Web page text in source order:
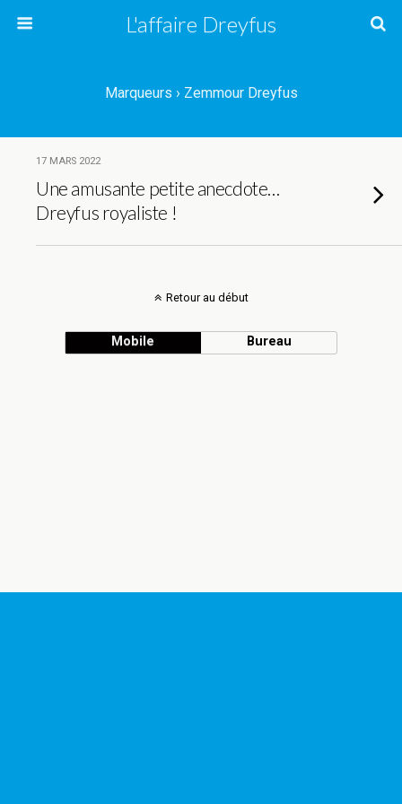
L'affaire Dreyfus
Marqueurs › Zemmour Dreyfus
17 MARS 2022
Une amusante petite anecdote…
Dreyfus royaliste !
Retour au début
Mobile Bureau